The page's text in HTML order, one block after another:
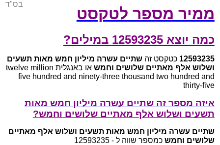
ממיר מספר לטקסט
בס"ד
כמה יוצא 12593235 במילים?
12593235 כטקסט זהשתיים עשרה מיליון חמש מאות תשעים
ושלוש אלף מאתיים שלושים וחמש
או באנגלית twelve million
five hundred and ninety-three thousand two hundred and
thirty-five
איזה מספר זה שתיים עשרה מיליון חמש מאות
תשעים ושלוש אלף מאתיים שלושים וחמש?
שתיים עשרה מיליון חמש מאות תשעים ושלוש אלף מאתיים
שלושים וחמש כמספר שווה ל - 12593235